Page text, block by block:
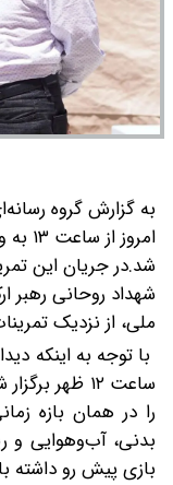
به گزارش گروه
شد.در جریان این
شهداد روحانی رهبر
ملی، از نزدیک
با توجه به اینکه
ساعت ۱۲ ظهر
را در همان بازه
بدنی، آب‌وهوایی و
بازی پیش رو داشته